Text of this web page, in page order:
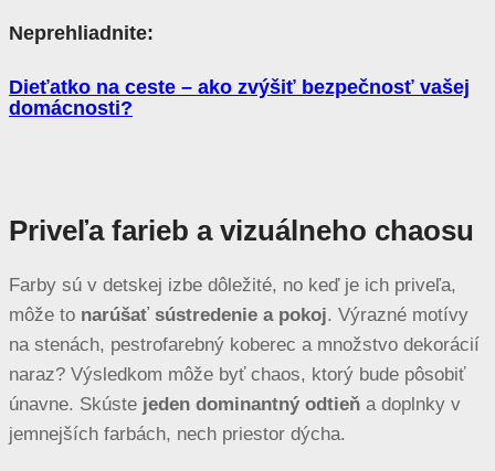
Neprehliadnite:
Dieťatko na ceste – ako zvýšiť bezpečnosť vašej
domácnosti?
Priveľa farieb a vizuálneho chaosu
Farby sú v detskej izbe dôležité, no keď je ich priveľa,
môže to narúšať sústredenie a pokoj. Výrazné motívy
na stenách, pestrofarebný koberec a množstvo dekorácií
naraz? Výsledkom môže byť chaos, ktorý bude pôsobiť
únavne. Skúste jeden dominantný odtieň a doplnky v
jemnejších farbách, nech priestor dýcha.